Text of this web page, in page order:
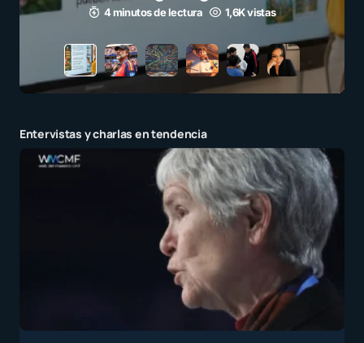
3 minutos de lectura 1,1K vistas
Entervistas y charlas en tendencia